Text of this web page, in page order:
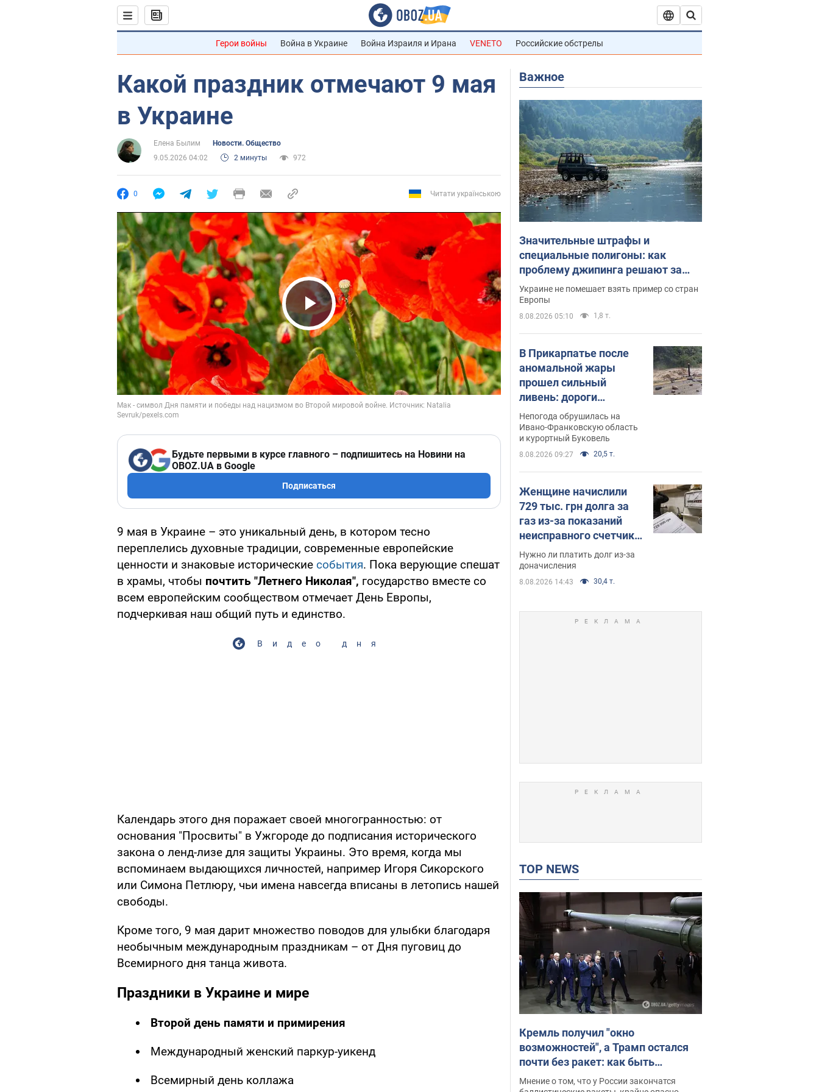
Герои войны Война в Украине Война Израиля и Ирана VENETO Российские обстрелы
Какой праздник отмечают 9 мая
в Украине
Елена Былим
Новости. Общество
9.05.2026 04:02
2 минуты 972
0 Читати українською
Play Video
Будьте первыми в курсе главного – подпишитесь на Новини на
OBOZ.UA в Google
Подписаться
9 мая в Украине – это уникальный день, в котором тесно
переплелись духовные традиции, современные европейские
ценности и знаковые исторические события. Пока верующие спешат
в храмы, чтобы почтить "Летнего Николая", государство вместе со
всем европейским сообществом отмечает День Европы,
подчеркивая наш общий путь и единство.
Видео дня
Календарь этого дня поражает своей многогранностью: от
основания "Просвиты" в Ужгороде до подписания исторического
закона о ленд-лизе для защиты Украины. Это время, когда мы
вспоминаем выдающихся личностей, например Игоря Сикорского
или Симона Петлюру, чьи имена навсегда вписаны в летопись нашей
свободы.
Кроме того, 9 мая дарит множество поводов для улыбки благодаря
необычным международным праздникам – от Дня пуговиц до
Всемирного дня танца живота.
Праздники в Украине и мире
Второй день памяти и примирения
Международный женский паркур-уикенд
Всемирный день коллажа
Важное
Значительные штрафы и
специальные полигоны: как
проблему джипинга решают за
границей
Украине не помешает взять пример со стран
Европы
8.08.2026 05:10 1,8 т.
В Прикарпатье после
аномальной жары
прошел сильный
ливень: дороги
превратились в реки.
Видео
Непогода обрушилась на
Ивано-Франковскую область
и курортный Буковель
8.08.2026 09:27 20,5 т.
Женщине начислили
729 тыс. грн долга за
газ из-за показаний
неисправного счетчика:
судья вынес
неожиданное решение
Нужно ли платить долг из-за
доначисления
8.08.2026 14:43 30,4 т.
TOP NEWS
Кремль получил "окно
возможностей", а Трамп остался
почти без ракет: как быть
Украине? Интервью с Мельником
Мнение о том, что у России закончатся